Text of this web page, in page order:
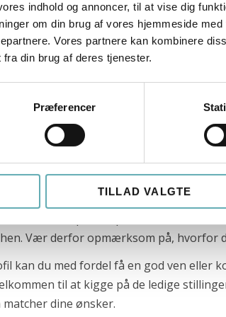
indhold og annoncer, til at vise dig
om din brug af vores hjemmeside
Vores partnere kan kombinere
din brug af deres tjenester.
Præferencer
TILLAD VALGTE
kort og præcist.
billede af dig selvpå din LinkedIn-profil.
det appellere til det job/den rolle, du
med denne dresscode.
via LinkedIn, er det ofte på
hvad du laver. Hvis du
er
med. Desuden er det meget
er det vigtigt, at du kun angiver dem,
som måske stammer tilbage
fokus på kompetencer, som slet
Vær derfor opmærksom på, hvorfor
du med fordel få en god ven eller
til at kigge på de ledige
dine ønsker.